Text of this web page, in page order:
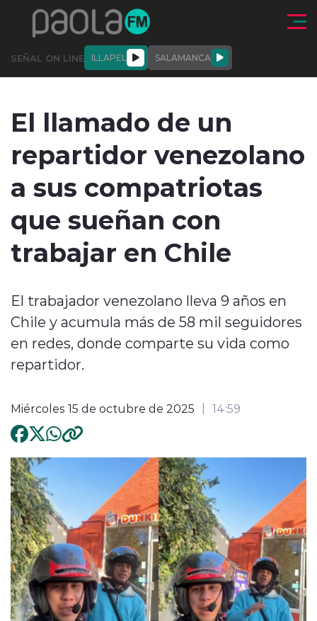
Click acá para ir directamente al contenido
SEÑAL ON LINE ILLAPEL SALAMANCA
modo claro
El llamado de un
repartidor venezolano
a sus compatriotas
que sueñan con
trabajar en Chile
El trabajador venezolano lleva 9 años en
Chile y acumula más de 58 mil seguidores
en redes, donde comparte su vida como
repartidor.
Miércoles 15 de octubre de 2025 14:59